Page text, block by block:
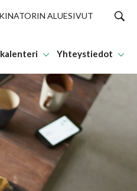
ALUESIVUT
Yhteystiedot